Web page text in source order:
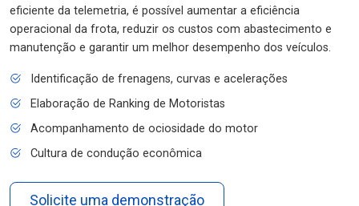
eficiente da telemetria, é possível aumentar a eficiência
operacional da frota, reduzir os custos com abastecimento e
manutenção e garantir um melhor desempenho dos veículos.
Identificação de frenagens, curvas e acelerações
Elaboração de Ranking de Motoristas
Acompanhamento de ociosidade do motor
Cultura de condução econômica
Solicite uma demonstração